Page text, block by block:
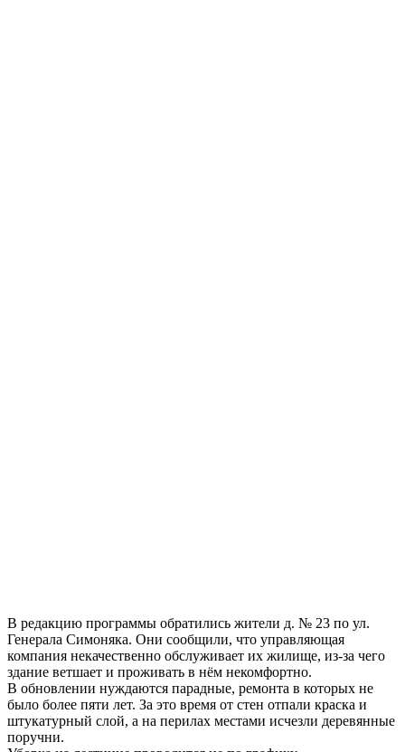
В редакцию программы обратились жители д. № 23 по ул.
Генерала Симоняка. Они сообщили, что управляющая
компания некачественно обслуживает их жилище, из-за чего
здание ветшает и проживать в нём некомфортно.
В обновлении нуждаются парадные, ремонта в которых не
было более пяти лет. За это время от стен отпали краска и
штукатурный слой, а на перилах местами исчезли деревянные
поручни.